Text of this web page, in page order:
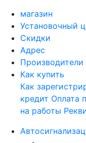
магазин
Установочный
Скидки
Адрес
Производители
Как купить
Как
кредит Оплата
на работы